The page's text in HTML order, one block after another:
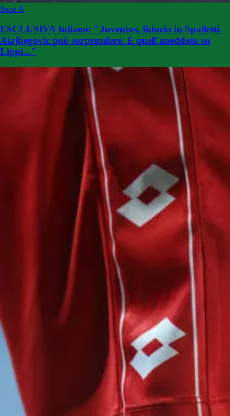
Serie A
ESCLUSIVA Iuliano: "Juventus, fiducia in Spalletti.
Alajbegovic può sorprendere. E quell'aneddoto su
Lippi..."